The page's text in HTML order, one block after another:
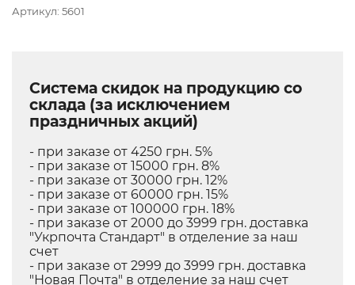
Артикул: 5601
Система скидок на продукцию со
склада (за исключением
праздничных акций)
- при заказе от 4250 грн. 5%
- при заказе от 15000 грн. 8%
- при заказе от 30000 грн. 12%
- при заказе от 60000 грн. 15%
- при заказе от 100000 грн. 18%
- при заказе от 2000 до 3999 грн. доставка
"Укрпочта Стандарт" в отделение за наш
счет
- при заказе от 2999 до 3999 грн. доставка
"Новая Почта" в отделение за наш счет